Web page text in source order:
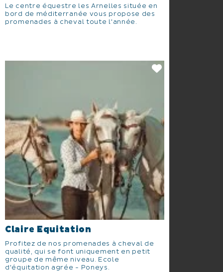
Le centre équestre les Arnelles située en
bord de méditerranée vous propose des
promenades à cheval toute l'année.
Claire Equitation
Profitez de nos promenades à cheval de
qualité, qui se font uniquement en petit
groupe de même niveau. Ecole
d'équitation agrée - Poneys.